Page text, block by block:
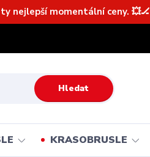
nejlepší momentální ceny. 💥🏒
Hledat
KRASOBRUSLE